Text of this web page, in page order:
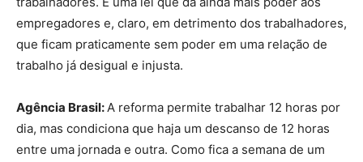
empregadores e, claro, em detrimento dos trabalhadores,
que ficam praticamente sem poder em uma relação de
trabalho já desigual e injusta.
Agência Brasil:A reforma permite trabalhar 12 horas por
dia, mas condiciona que haja um descanso de 12 horas
entre uma jornada e outra. Como fica a semana de um